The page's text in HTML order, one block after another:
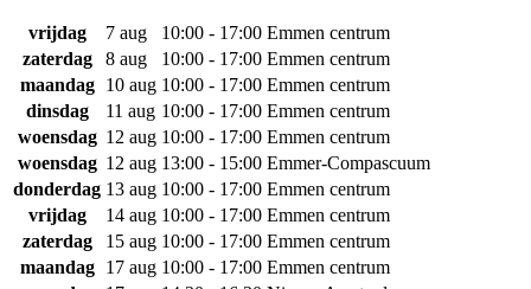
vrijdag 7 aug 10:00 - 17:00 Emmen centrum
zaterdag
8 aug 10:00 - 17:00 Emmen centrum
maandag
10 aug 10:00 - 17:00 Emmen centrum
dinsdag
11 aug 10:00 - 17:00 Emmen centrum
woensdag 12 aug 10:00 - 17:00 Emmen centrum
woensdag 12 aug 13:00 - 15:00 Emmer-Compascuum
donderdag 13 aug 10:00 - 17:00 Emmen centrum
vrijdag
14 aug 10:00 - 17:00 Emmen centrum
zaterdag
15 aug 10:00 - 17:00 Emmen centrum
maandag
17 aug 10:00 - 17:00 Emmen centrum